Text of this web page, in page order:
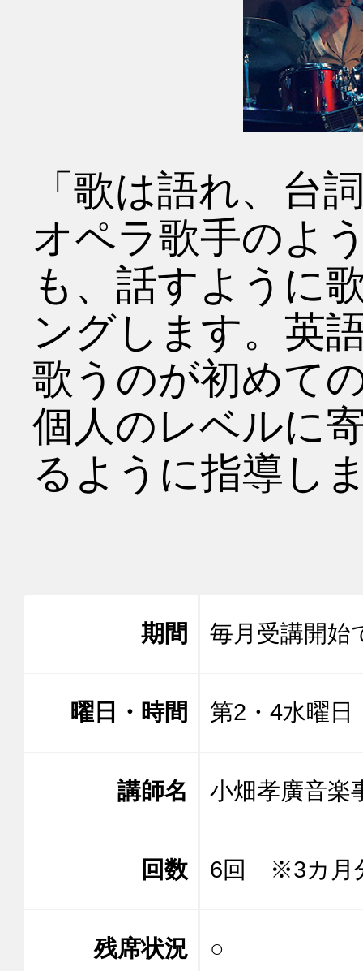
「歌は語れ、台
オペラ歌手のよ
も、話すように
ングします。英
歌うのが初めて
個人のレベルに
るように指導し
期間 毎月受講開始
曜日・時間 第2・4水曜
講師名 小畑孝廣音
回数 6回 ※3カ月
残席状況 ○